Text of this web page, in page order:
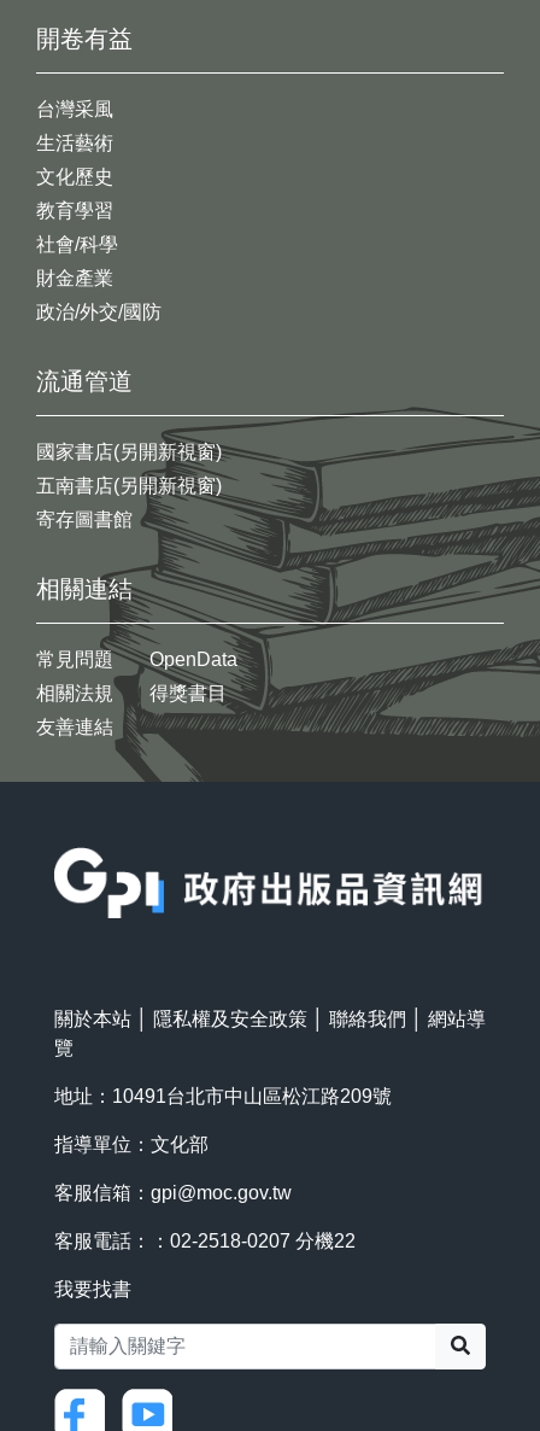
開卷有益
台灣采風
生活藝術
文化歷史
教育學習
社會/科學
財金產業
政治/外交/國防
流通管道
國家書店(另開新視窗)
五南書店(另開新視窗)
寄存圖書館
相關連結
常見問題
相關法規
友善連結
OpenData
得獎書目
關於本站 隱私權及安全政策 聯絡我們
網站導
覽
地址：10491台北市中山區松江路209號
指導單位：文化部
客服信箱： gpi@moc.gov.tw
客服電話：：02-2518-0207 分機22
我要找書